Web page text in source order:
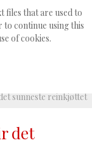
files that are used to
continue using this
of cookies.
sunneste reinkjøttet
det